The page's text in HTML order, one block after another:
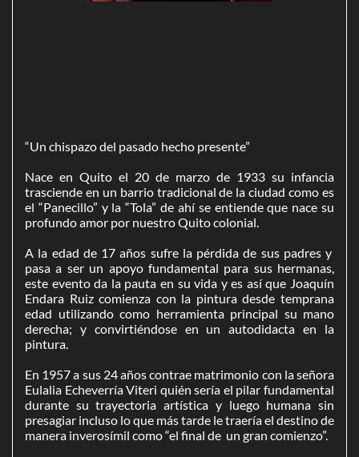
“Un chispazo del pasado hecho presente”
Nace en Quito el 20 de marzo de 1933 su infancia
trasciende en un barrio tradicional de la ciudad como es
el “Panecillo” y la “Tola” de ahí se entiende que nace su
profundo amor por nuestro Quito colonial.
A la edad de 17 años sufre la pérdida de sus padres y
pasa a ser un apoyo fundamental para sus hermanas,
este evento da la pauta en su vida y es así que Joaquín
Endara Ruiz comienza con la pintura desde temprana
edad utilizando como herramienta principal su mano
derecha; y convirtiéndose en un autodidacta en la
pintura.
En 1957 a sus 24 años contrae matrimonio con la señora
Eulalia Echeverría Viteri quién sería el pilar fundamental
durante su trayectoria artística y luego humana sin
presagiar incluso lo que más tarde le traería el destino de
manera inverosímil como “el final de un gran comienzo”.